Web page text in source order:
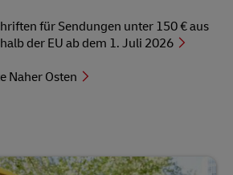
für Sendungen unter 150 € aus
der EU ab dem 1. Juli 2026
Naher Osten